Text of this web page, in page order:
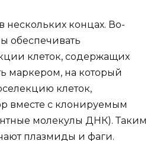
нескольких концах. Во-
обеспечивать
клеток, содержащих
маркером, на который
клеток,
вместе с клонируемым
молекулы ДНК). Таким
плазмиды и фаги.